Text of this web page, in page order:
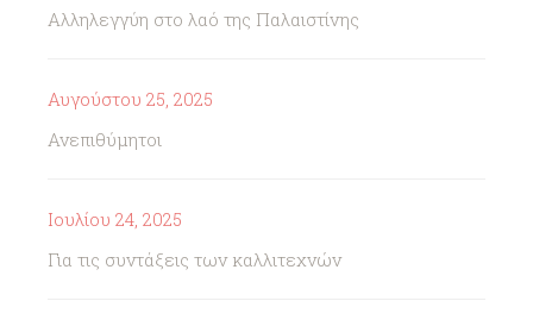
Αλληλεγγύη στο λαό της Παλαιστίνης
Αυγούστου 25, 2025
Ανεπιθύμητοι
Ιουλίου 24, 2025
Για τις συντάξεις των καλλιτεχνών